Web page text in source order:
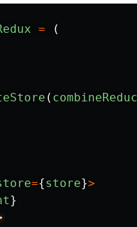
=
(
(
={store}>
}